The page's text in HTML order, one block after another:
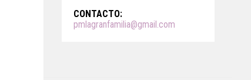
CONTACTO:
pmlagranfamilia@gmail.com